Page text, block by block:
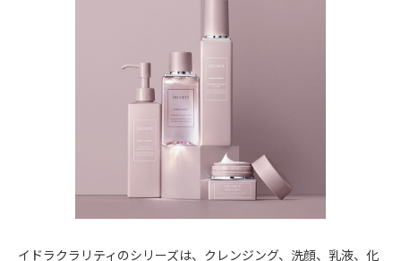
イドラクラリティのシリーズは、クレンジング、洗顔、乳液、化